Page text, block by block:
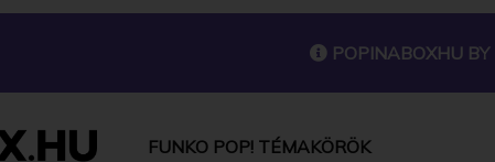
POPINABOXHU BY
FUNKO POP! TÉMAKÖRÖK